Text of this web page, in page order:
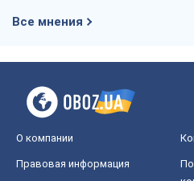
Все мнения
О компании
Правовая информация